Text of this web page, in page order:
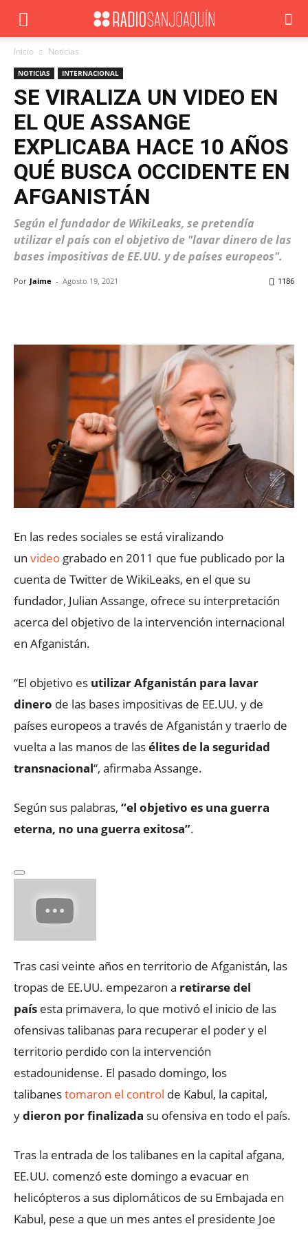
Inicio Noticias
NOTICIAS INTERNACIONAL
SE VIRALIZA UN VIDEO EN
EL QUE ASSANGE
EXPLICABA HACE 10 AÑOS
QUÉ BUSCA OCCIDENTE EN
AFGANISTÁN
Según el fundador de WikiLeaks, se pretendía
utilizar el país con el objetivo de "lavar dinero de las
bases impositivas de EE.UU. y de países europeos".
Por Jaime - Agosto 19, 2021 1186
En las redes sociales se está viralizando
un video grabado en 2011 que fue publicado por la
cuenta de Twitter de WikiLeaks, en el que su
fundador, Julian Assange, ofrece su interpretación
acerca del objetivo de la intervención internacional
en Afganistán.
“El objetivo es utilizar Afganistán para lavar
dinero de las bases impositivas de EE.UU. y de
países europeos a través de Afganistán y traerlo de
vuelta a las manos de lasélites de la seguridad
transnacional“, afirmaba Assange.
Según sus palabras, “el objetivo es una guerra
eterna, no una guerra exitosa”.
Tras casi veinte años en territorio de Afganistán, las
tropas de EE.UU. empezaron a retirarse del
país esta primavera, lo que motivó el inicio de las
ofensivas talibanas para recuperar el poder y el
territorio perdido con la intervención
estadounidense. El pasado domingo, los
talibanestomaron el control de Kabul, la capital,
ydieron por finalizada su ofensiva en todo el país.
Tras la entrada de los talibanes en la capital afgana,
EE.UU. comenzó este domingo a evacuar en
helicópteros a sus diplomáticos de su Embajada en
Kabul, pese a que un mes antes el presidente Joe